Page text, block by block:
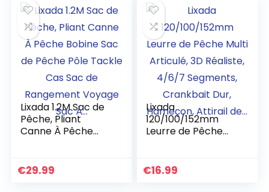
Lixada 1.2M Sac de
Pêche, Pliant
Canne À Pêche
Cas Sac de
€29.99
Lixada
120/100/152mm
Leurre de Pêche
Segments,
€16.99